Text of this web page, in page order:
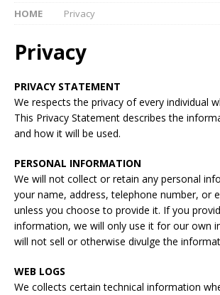
HOME Privacy
Privacy
PRIVACY STATEMENT
We respects the privacy of every individual
This Privacy Statement describes the
and how it will be used.
PERSONAL INFORMATION
We will not collect or retain any personal
your name, address, telephone number, or
unless you choose to provide it. If you
information, we will only use it for our own
will not sell or otherwise divulge the
WEB LOGS
We collects certain technical information